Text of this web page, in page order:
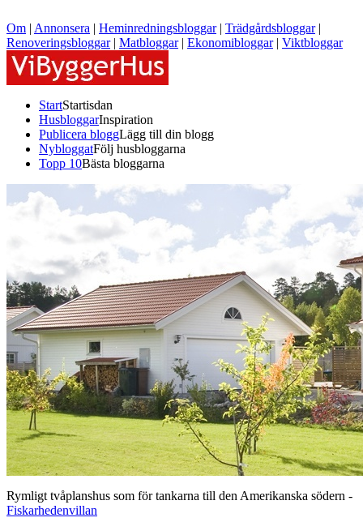
Om | Annonsera | Heminredningsbloggar| Trädgårdsbloggar|
Renoveringsbloggar| Matbloggar| Ekonomibloggar| Viktbloggar
StartStartisdan
HusbloggarInspiration
Publicera bloggLägg till din blogg
NybloggatFölj husbloggarna
Topp 10Bästa bloggarna
Rymligt tvåplanshus som för tankarna till den Amerikanska södern -
Fiskarhedenvillan